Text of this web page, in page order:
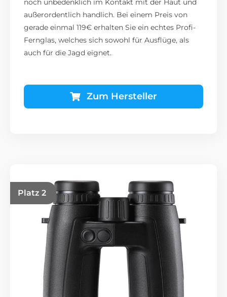
noch unbedenklich im Kontakt mit der Haut und
außerordentlich handlich. Bei einem Preis von
gerade einmal 119€ erhalten Sie ein echtes Profi-
Fernglas, welches sich sowohl für Ausflüge, als
auch für die Jagd eignet.
Zum Hersteller
Platz 2